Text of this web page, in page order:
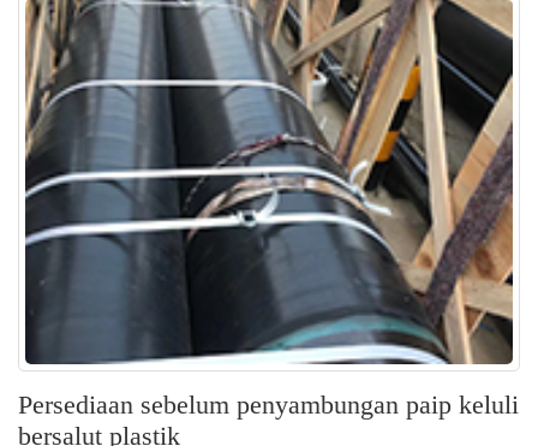
Persediaan sebelum penyambungan paip keluli
bersalut plastik